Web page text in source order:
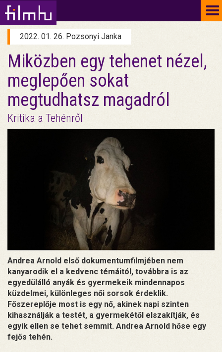
2022. 01. 26. Pozsonyi Janka
Miközben egy tehenet nézel,
meglepően sokat
megtudhatsz magadról
Kritika a Tehénről
Andrea Arnold első dokumentumfilmjében nem
kanyarodik el a kedvenc témáitól, továbbra is az
egyedülálló anyák és gyermekeik mindennapos
küzdelmei, különleges női sorsok érdeklik.
Főszereplője most is egy nő, akinek napi szinten
kihasználják a testét, a gyermekétől elszakítják, és
egyik ellen se tehet semmit. Andrea Arnold hőse egy
fejős tehén.